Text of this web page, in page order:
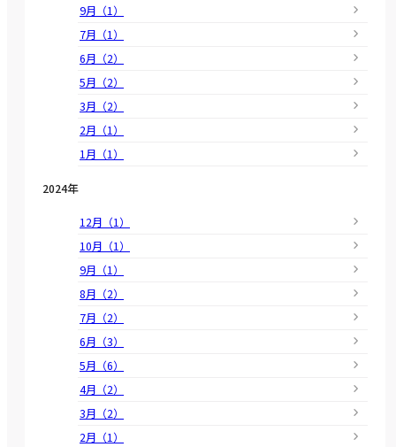
9月（1）
7月（1）
6月（2）
5月（2）
3月（2）
2月（1）
1月（1）
2024年
12月（1）
10月（1）
9月（1）
8月（2）
7月（2）
6月（3）
5月（6）
4月（2）
3月（2）
2月（1）